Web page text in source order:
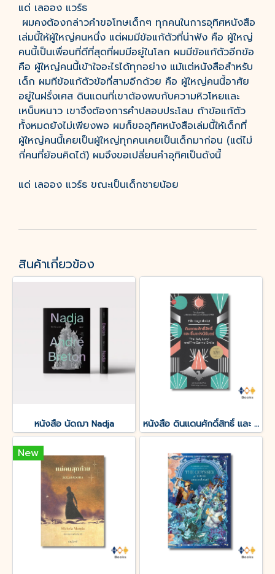
แด่ เลออง แวร์ธ
ผมคงต้องกล่าวคำขอโทษเด็กๆ ทุกคนในการอุทิศหนังสือ
เล่มนี้ให้ผู้ใหญ่คนหนึ่ง แต่ผมมีข้อแก้ตัวที่น่าฟัง คือ ผู้ใหญ่
คนนี้เป็นเพื่อนที่ดีที่สุดที่ผมมีอยู่ในโลก ผมมีข้อแก้ตัวอีกข้อ
คือ ผู้ใหญ่คนนี้เข้าใจอะไรได้ทุกอย่าง แม้แต่หนังสือสำหรับ
เด็ก ผมทีข้อแก้ตัวข้อที่สามอีกด้วย คือ ผู้ใหญ่คนนี้อาศัย
อยู่ในฝรั่งเศส ดินแดนที่เขาต้องพบกับความหิวโหยและ
เหน็บหนาว เขาจึงต้องการคำปลอบประโลม ถ้าข้อแก้ตัว
ทั้งหมดยังไม่เพียงพอ ผมก็ขออุทิศหนังสือเล่มนี้ให้เด็กที่
ผู้ใหญ่คนนี้เคยเป็นผู้ใหญ่ทุกคนเคยเป็นเด็กมาก่อน (แต่ไม่
กี่คนที่ย้อนคิดได้) ผมจึงขอเปลี่ยนคำอุทิศเป็นดังนี้
แด่ เลออง แวร์ธ ขณะเป็นเด็กชายน้อย
สินค้าเกี่ยวข้อง
หนังสือ นัดฌา Nadja หนังสือ ดินแดนศักดิ์สิทธิ์ และ ยิ้มแห่งนิรันดร์
New